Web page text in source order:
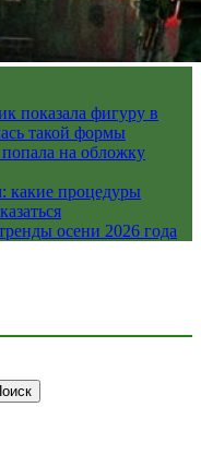
показала фигуру в
такой формы
на обложку
какие процедуры
осени 2026 года